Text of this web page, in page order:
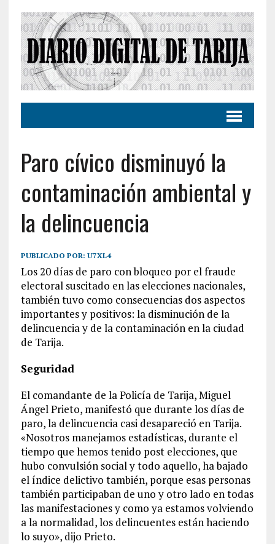
Paro cívico disminuyó la
contaminación ambiental y
la delincuencia
PUBLICADO POR: U7XL4
Los 20 días de paro con bloqueo por el fraude
electoral suscitado en las elecciones nacionales,
también tuvo como consecuencias dos aspectos
importantes y positivos: la disminución de la
delincuencia y de la contaminación en la ciudad
de Tarija.
Seguridad
El comandante de la Policía de Tarija, Miguel
Ángel Prieto, manifestó que durante los días de
paro, la delincuencia casi desapareció en Tarija.
«Nosotros manejamos estadísticas, durante el
tiempo que hemos tenido post elecciones, que
hubo convulsión social y todo aquello, ha bajado
el índice delictivo también, porque esas personas
también participaban de uno y otro lado en todas
las manifestaciones y como ya estamos volviendo
a la normalidad, los delincuentes están haciendo
lo suyo», dijo Prieto.